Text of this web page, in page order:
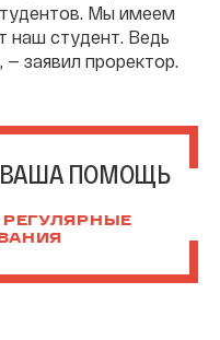
Мы имеем
наш студент. Ведь
заявил проректор.
ПОМОЩЬ